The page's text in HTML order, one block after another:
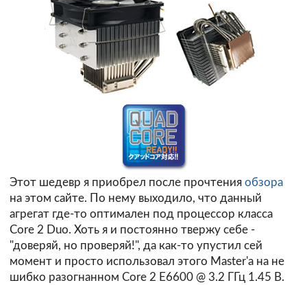
Этот шедевр я приобрел после прочтения обзора
на этом сайте. По нему выходило, что данный
агрегат где-то оптимален под процессор класса
Core 2 Duo. Хоть я и постоянно твержу себе -
"доверяй, но проверяй!", да как-то упустил сей
момент и просто использовал этого Master'а на не
шибко разогнанном Core 2 E6600 @ 3.2 ГГц 1.45 В.